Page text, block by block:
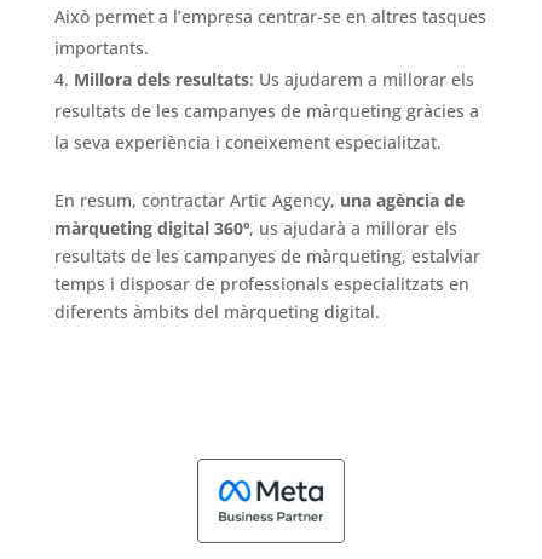
Això permet a l’empresa centrar-se en altres tasques
importants.
Millora dels resultats: Us ajudarem a millorar els
resultats de les campanyes de màrqueting gràcies a
la seva experiència i coneixement especialitzat.
En resum, contractar Artic Agency, una agència de
màrqueting digital 360º, us ajudarà a millorar els
resultats de les campanyes de màrqueting, estalviar
temps i disposar de professionals especialitzats en
diferents àmbits del màrqueting digital.